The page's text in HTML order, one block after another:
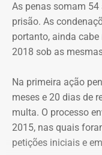
Cortes na
As penas somam 54
prisão. As
portanto, ainda
2018 sob as
Na primeira ação
meses e 20 dias de
multa. O processo
2015, nas quais
petições iniciais e